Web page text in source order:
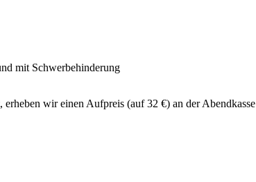
mit Schwerbehinderung
wir einen Aufpreis (auf 32 €) an der Abendkasse